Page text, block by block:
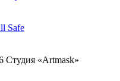
Студия «Artmask»